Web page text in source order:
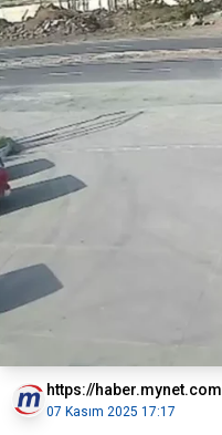
https://haber.mynet.com
07 Kasım 2025 17:17